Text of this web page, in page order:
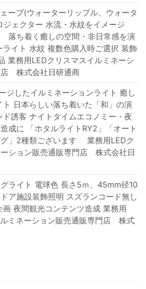
ーブ(ウォーターリップル、ウォータ
ジェクター 水流・水紋をイメージ
落ち着く癒しの空間・非日常感を演
ライト 水紋 複数色購入時ご選択 装飾
業務用LEDクリスマスイルミネーシ
店 株式会社日研通商
ジしたイルミネーションライト 癒し
日本らしい落ち着いた「和」の演
誘客 ナイトタイムエコノミー・夜
成に 「ホタルライトRY2」「オート
グ」2種類ございます 業務用LEDク
ション販売通販専門店 株式会社日
ライト 電球色 長さ5ｍ、45mm径10
ア施設装飾照明 スズランコード無し
夜間観光コンテンツ造成 業務用
ミネーション販売通販専門店 株式